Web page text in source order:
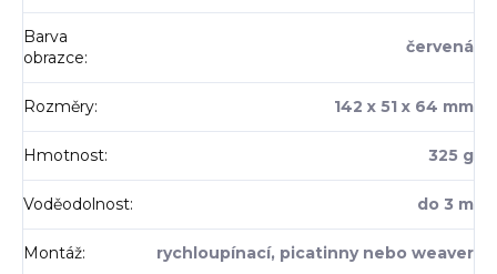
Barva
obrazce:
červená
Rozměry: 142 x 51 x 64 mm
Hmotnost: 325 g
Voděodolnost: do 3 m
Montáž: rychloupínací, picatinny nebo weaver